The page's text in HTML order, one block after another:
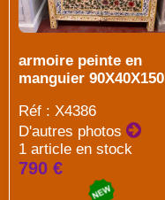
armoire peinte en
manguier 90X40X150
Réf : X4386
D'autres photos
1 article en stock
790 €